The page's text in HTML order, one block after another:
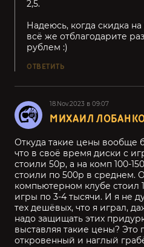
2,5.
Надеюсь, когда скидка
всё же отблагодарите
рублем :)
ОТВЕТИТЬ
18.Nov.2023 в 09:07
МИХАИЛ
Откуда такие цены вообще
что в своё время диски с
стоили 50р, а на комп 100-
стоили по 500р в среднем.
компьютерном клубе стоил
игры по 3-4 тысячи. И я не
тех дешёвых, что я играл,
надо защищать этих
выставляя такие цены?
откровенный и наглый